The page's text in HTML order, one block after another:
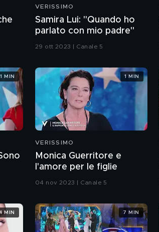
VERISSIMO
Samira Lui: "Quando ho
parlato con mio padre"
29 ott 2023 | Canale 5
1 MIN
VERISSIMO
Monica Guerritore e
l'amore per le figlie
04 nov 2023 | Canale 5
1 MIN
MIN 7 MIN